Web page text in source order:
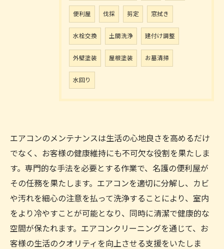
便利屋 伐採 剪定 窓拭き
水栓交換 土間洗浄 建付け調整
外壁塗装 屋根塗装 お墓清掃
水回り
エアコンのメンテナンスは生活の心地良さを高めるだけ
でなく、お客様の健康維持にも不可欠な役割を果たしま
す。専門的な手法を必要とする作業で、名護の便利屋が
その任務を果たします。エアコンを適切に分解し、カビ
や汚れを細心の注意を払って洗浄することにより、室内
をより冷やすことが可能となり、同時に清潔で健康的な
空間が保たれます。エアコンクリーニングを通じて、お
客様の生活のクオリティを向上させる支援をいたしま